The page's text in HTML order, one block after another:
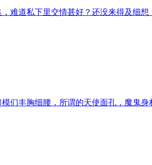
难道私下里交情甚好？还没来得及细
们丰胸细腰，所谓的天使面孔，魔鬼